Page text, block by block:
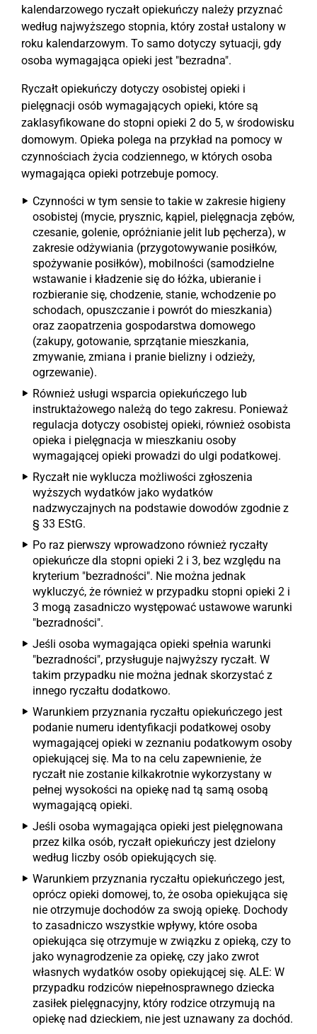
kalendarzowego ryczałt opiekuńczy należy przyznać
według najwyższego stopnia, który został ustalony w
roku kalendarzowym. To samo dotyczy sytuacji, gdy
osoba wymagająca opieki jest "bezradna".
Ryczałt opiekuńczy dotyczy osobistej opieki i
pielęgnacji osób wymagających opieki, które są
zaklasyfikowane do stopni opieki 2 do 5, w środowisku
domowym. Opieka polega na przykład na pomocy w
czynnościach życia codziennego, w których osoba
wymagająca opieki potrzebuje pomocy.
Czynności w tym sensie to takie w zakresie higieny
osobistej (mycie, prysznic, kąpiel, pielęgnacja zębów,
czesanie, golenie, opróżnianie jelit lub pęcherza), w
zakresie odżywiania (przygotowywanie posiłków,
spożywanie posiłków), mobilności (samodzielne
wstawanie i kładzenie się do łóżka, ubieranie i
rozbieranie się, chodzenie, stanie, wchodzenie po
schodach, opuszczanie i powrót do mieszkania)
oraz zaopatrzenia gospodarstwa domowego
(zakupy, gotowanie, sprzątanie mieszkania,
zmywanie, zmiana i pranie bielizny i odzieży,
ogrzewanie).
Również usługi wsparcia opiekuńczego lub
instruktażowego należą do tego zakresu. Ponieważ
regulacja dotyczy osobistej opieki, również osobista
opieka i pielęgnacja w mieszkaniu osoby
wymagającej opieki prowadzi do ulgi podatkowej.
Ryczałt nie wyklucza możliwości zgłoszenia
wyższych wydatków jako wydatków
nadzwyczajnych na podstawie dowodów zgodnie z
§ 33 EStG.
Po raz pierwszy wprowadzono również ryczałty
opiekuńcze dla stopni opieki 2 i 3, bez względu na
kryterium "bezradności". Nie można jednak
wykluczyć, że również w przypadku stopni opieki 2 i
3 mogą zasadniczo występować ustawowe warunki
"bezradności".
Jeśli osoba wymagająca opieki spełnia warunki
"bezradności", przysługuje najwyższy ryczałt. W
takim przypadku nie można jednak skorzystać z
innego ryczałtu dodatkowo.
Warunkiem przyznania ryczałtu opiekuńczego jest
podanie numeru identyfikacji podatkowej osoby
wymagającej opieki w zeznaniu podatkowym osoby
opiekującej się. Ma to na celu zapewnienie, że
ryczałt nie zostanie kilkakrotnie wykorzystany w
pełnej wysokości na opiekę nad tą samą osobą
wymagającą opieki.
Jeśli osoba wymagająca opieki jest pielęgnowana
przez kilka osób, ryczałt opiekuńczy jest dzielony
według liczby osób opiekujących się.
Warunkiem przyznania ryczałtu opiekuńczego jest,
oprócz opieki domowej, to, że osoba opiekująca się
nie otrzymuje dochodów za swoją opiekę. Dochody
to zasadniczo wszystkie wpływy, które osoba
opiekująca się otrzymuje w związku z opieką, czy to
jako wynagrodzenie za opiekę, czy jako zwrot
własnych wydatków osoby opiekującej się. ALE: W
przypadku rodziców niepełnosprawnego dziecka
zasiłek pielęgnacyjny, który rodzice otrzymują na
opiekę nad dzieckiem, nie jest uznawany za dochód.